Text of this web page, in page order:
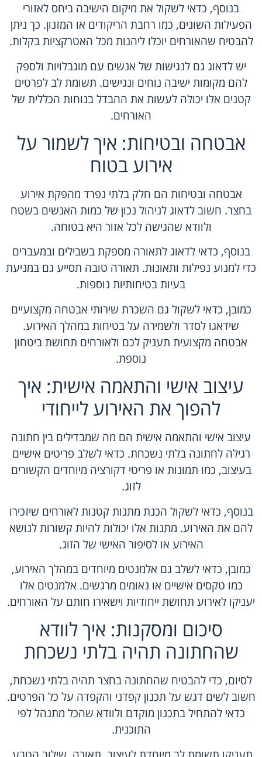
בנוסף, כדאי לשקול את מיקום הישיבה ביחס לאזורי
הפעילות השונים, כמו רחבת הריקודים או המזנון. כך ניתן
להבטיח שהאורחים יוכלו ליהנות מכל האטרקציות בקלות.
יש לדאוג גם לנגישות של אנשים עם מוגבלויות ולספק
להם מקומות ישיבה נוחים ונגישים. תשומת לב לפרטים
קטנים אלו יכולה לעשות את ההבדל בנוחות הכללית של
האורחים.
אבטחה ובטיחות: איך לשמור על
אירוע בטוח
אבטחה ובטיחות הם חלק בלתי נפרד מהפקת אירוע
בחצר. חשוב לדאוג לניהול נכון של כמות האנשים בשטח
ולוודא שהגישה לכל אזור היא בטוחה.
בנוסף, כדאי לדאוג לתאורה מספקת בשבילים ובמעברים
כדי למנוע נפילות ותאונות. תאורה טובה תסייע גם במניעת
בעיות בטיחותיות נוספות.
כמובן, כדאי לשקול גם השכרת שירותי אבטחה מקצועיים
שידאגו לסדר ולשמירה על בטיחות במהלך האירוע.
אבטחה מקצועית תעניק לכם ולאורחים תחושת ביטחון
נוספת.
עיצוב אישי והתאמה אישית: איך
להפוך את האירוע לייחודי
עיצוב אישי והתאמה אישית הם מה שמבדילים בין חתונה
רגילה לחתונה בלתי נשכחת. כדאי לשלב פריטים אישיים
בעיצוב, כמו תמונות או פריטי דקורציה מיוחדים הקשורים
לזוג.
בנוסף, כדאי לשקול הכנת מתנות קטנות לאורחים שיזכירו
להם את האירוע. מתנות אלו יכולות להיות קשורות לנושא
האירוע או לסיפור האישי של הזוג.
כמובן, כדאי לשלב גם אלמנטים מיוחדים במהלך האירוע,
כמו טקסים אישיים או נאומים מרגשים. אלמנטים אלו
יעניקו לאירוע תחושת ייחודיות וישאירו חותם על האורחים.
סיכום ומסקנות: איך לוודא
שהחתונה תהיה בלתי נשכחת
לסיום, כדי להבטיח שהחתונה בחצר תהיה בלתי נשכחת,
חשוב לשים דגש על תכנון קפדני והקפדה על כל הפרטים.
כדאי להתחיל בתכנון מוקדם ולוודא שהכל מתנהל לפי
התוכנית.